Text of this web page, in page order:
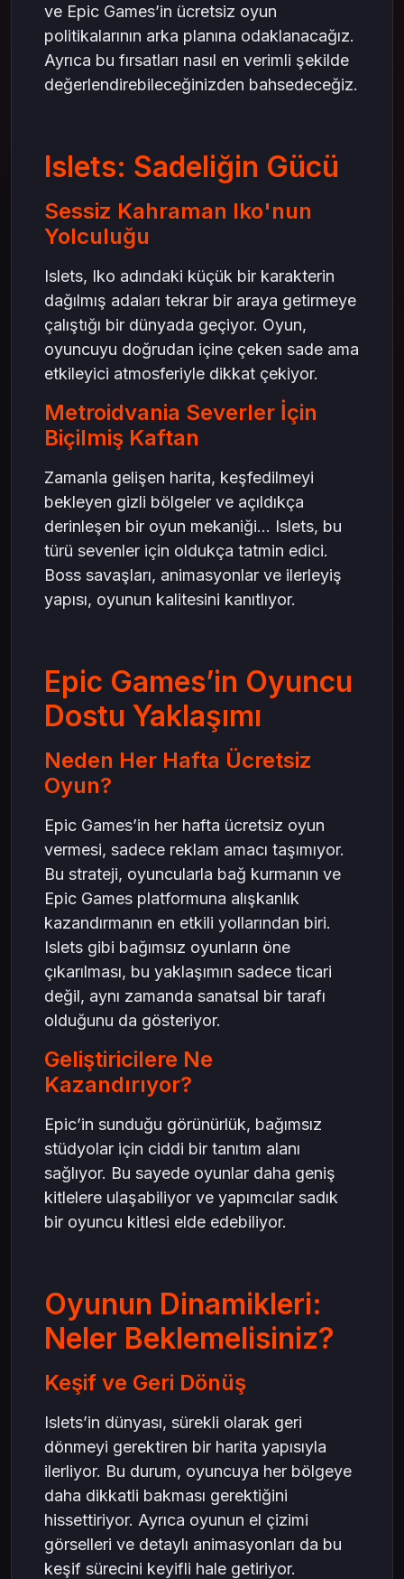
ve Epic Games’in ücretsiz oyun
politikalarının arka planına odaklanacağız.
Ayrıca bu fırsatları nasıl en verimli şekilde
değerlendirebileceğinizden bahsedeceğiz.
Islets: Sadeliğin Gücü
Sessiz Kahraman Iko'nun
Yolculuğu
Islets, Iko adındaki küçük bir karakterin
dağılmış adaları tekrar bir araya getirmeye
çalıştığı bir dünyada geçiyor. Oyun,
oyuncuyu doğrudan içine çeken sade ama
etkileyici atmosferiyle dikkat çekiyor.
Metroidvania Severler İçin
Biçilmiş Kaftan
Zamanla gelişen harita, keşfedilmeyi
bekleyen gizli bölgeler ve açıldıkça
derinleşen bir oyun mekaniği… Islets, bu
türü sevenler için oldukça tatmin edici.
Boss savaşları, animasyonlar ve ilerleyiş
yapısı, oyunun kalitesini kanıtlıyor.
Epic Games’in Oyuncu
Dostu Yaklaşımı
Neden Her Hafta Ücretsiz
Oyun?
Epic Games’in her hafta ücretsiz oyun
vermesi, sadece reklam amacı taşımıyor.
Bu strateji, oyuncularla bağ kurmanın ve
Epic Games platformuna alışkanlık
kazandırmanın en etkili yollarından biri.
Islets gibi bağımsız oyunların öne
çıkarılması, bu yaklaşımın sadece ticari
değil, aynı zamanda sanatsal bir tarafı
olduğunu da gösteriyor.
Geliştiricilere Ne
Kazandırıyor?
Epic’in sunduğu görünürlük, bağımsız
stüdyolar için ciddi bir tanıtım alanı
sağlıyor. Bu sayede oyunlar daha geniş
kitlelere ulaşabiliyor ve yapımcılar sadık
bir oyuncu kitlesi elde edebiliyor.
Oyunun Dinamikleri:
Neler Beklemelisiniz?
Keşif ve Geri Dönüş
Islets’in dünyası, sürekli olarak geri
dönmeyi gerektiren bir harita yapısıyla
ilerliyor. Bu durum, oyuncuya her bölgeye
daha dikkatli bakması gerektiğini
hissettiriyor. Ayrıca oyunun el çizimi
görselleri ve detaylı animasyonları da bu
keşif sürecini keyifli hale getiriyor.